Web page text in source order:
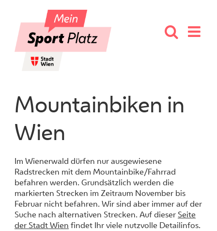
content
Mountainbiken in
Wien
Im Wienerwald dürfen nur ausgewiesene
Radstrecken mit dem Mountainbike/Fahrrad
befahren werden. Grundsätzlich werden die
markierten Strecken im Zeitraum November bis
Februar nicht befahren. Wir sind aber immer auf der
Suche nach alternativen Strecken. Auf dieserSeite
der Stadt Wien findet Ihr viele nutzvolle Detailinfos.